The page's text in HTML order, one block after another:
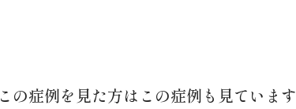
この症例を見た方はこの症例も見ています